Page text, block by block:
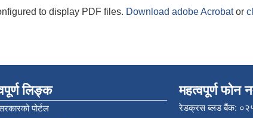
to display PDF files. Download adobe Acrobator
लिङ्क
पोर्टल
महत्वपूर्ण फोन
रेडक्रस ब्लड बैंक: